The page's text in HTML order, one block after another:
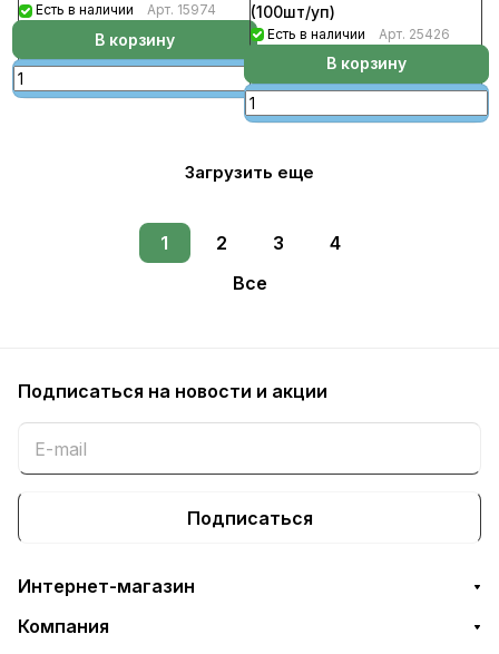
Есть в наличии Арт. 15974
В корзину
(100шт/уп)
Есть в наличии Арт. 25426
В корзину
Загрузить еще
1 2 3
4
Все
Подписаться на новости и акции
Подписаться
Интернет-магазин
Компания